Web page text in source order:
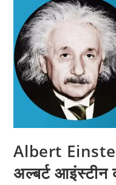
Albert
अल्बर्ट आइंस्टीन